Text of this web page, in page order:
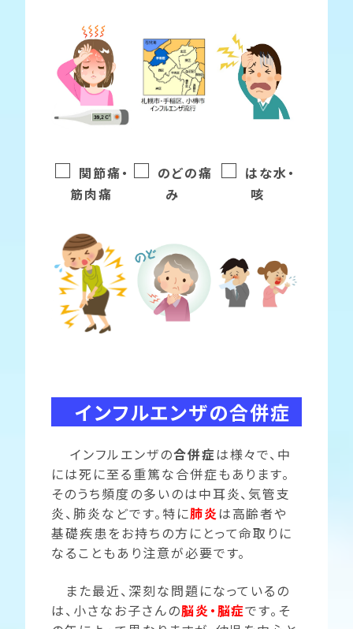
□ 関節痛・
筋肉痛
□ のどの痛
み
□ はな水・
咳
インフルエンザの合併症
インフルエンザの合併症は様々で、中
には死に至る重篤な合併症もあります。
そのうち頻度の多いのは中耳炎、気管支
炎、肺炎などです。特に肺炎は高齢者や
基礎疾患をお持ちの方にとって命取りに
なることもあり注意が必要です。
また最近、深刻な問題になっているの
は、小さなお子さんの脳炎・脳症です。そ